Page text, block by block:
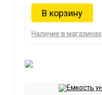
Наличие в магазинах